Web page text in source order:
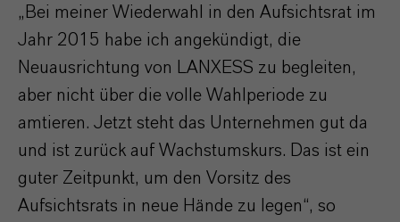
„Bei meiner Wiederwahl in den Aufsichtsrat im
Jahr 2015 habe ich angekündigt, die
Neuausrichtung von LANXESS zu begleiten,
aber nicht über die volle Wahlperiode zu
amtieren. Jetzt steht das Unternehmen gut da
und ist zurück auf Wachstumskurs. Das ist ein
guter Zeitpunkt, um den Vorsitz des
Aufsichtsrats in neue Hände zu legen“, so